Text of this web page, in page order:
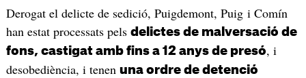
Derogat el delicte de sedició, Puigdemont, Puig i Comín
han estat processats pels delictes de malversació de
fons, castigat amb fins a 12 anys de presó, i
desobediència, i tenen una ordre de detenció